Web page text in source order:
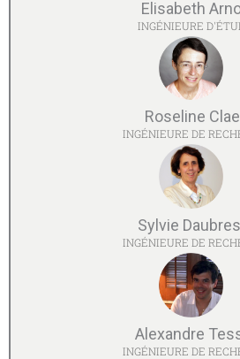
Elisabeth
INGÉNIEURE
Roseline
INGÉNIEURE DE
Sylvie
INGÉNIEURE DE
Alexandre
INGÉNIEURE DE